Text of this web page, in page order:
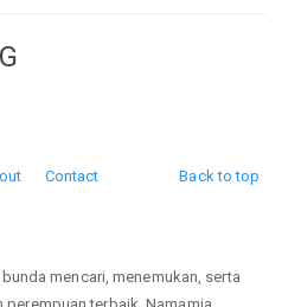
Back to top
Contact
mencari, menemukan, serta